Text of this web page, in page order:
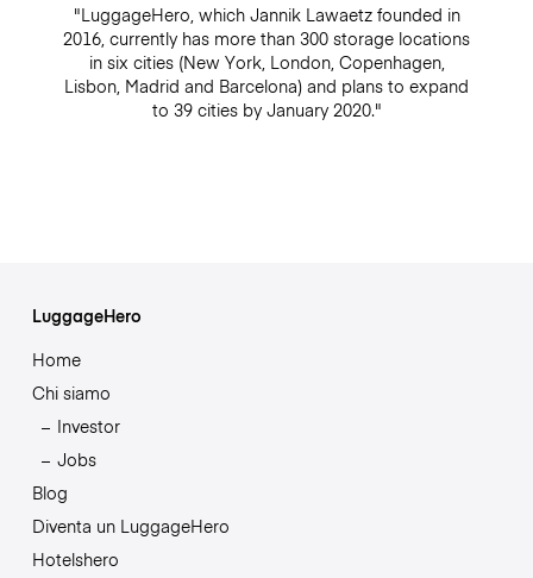
"LuggageHero, which Jannik Lawaetz founded in
2016, currently has more than 300 storage locations
in six cities (New York, London, Copenhagen,
Lisbon, Madrid and Barcelona) and plans to expand
to 39 cities by January 2020."
LuggageHero
Home
Chi siamo
Investor
Jobs
Blog
Diventa un LuggageHero
Hotelshero